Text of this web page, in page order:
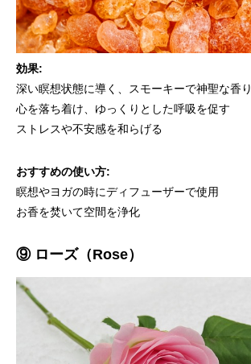
効果:
深い瞑想状態に導く、スモーキーで神聖な香り
心を落ち着け、ゆっくりとした呼吸を促す
ストレスや不安感を和らげる
おすすめの使い方:
瞑想やヨガの時にディフューザーで使用
お香を焚いて空間を浄化
⑨ ローズ（Rose）